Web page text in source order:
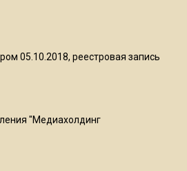
валяются на полу
05.10.2018, реестровая запись
"Медиахолдинг